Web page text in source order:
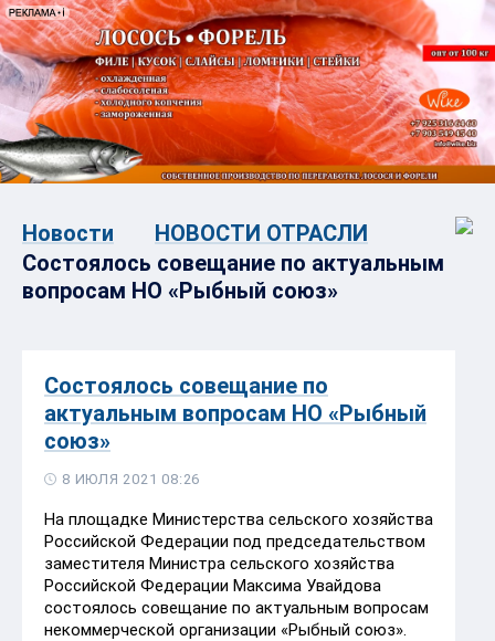
Новости
НОВОСТИ ОТРАСЛИ
Состоялось совещание по актуальным
вопросам НО «Рыбный союз»
Состоялось совещание по
актуальным вопросам НО «Рыбный
союз»
8 ИЮЛЯ 2021 08:26
На площадке Министерства сельского хозяйства
Российской Федерации под председательством
заместителя Министра сельского хозяйства
Российской Федерации Максима Увайдова
состоялось совещание по актуальным вопросам
некоммерческой организации «Рыбный союз».